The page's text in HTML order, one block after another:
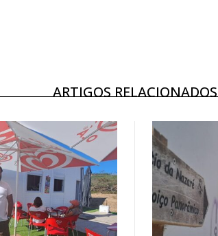
ARTIGOS RELACIONADOS